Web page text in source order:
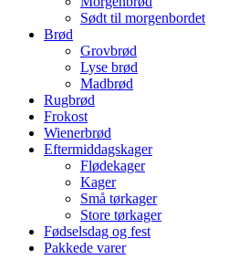
Sødt til morgenbordet
Brød
Grovbrød
Lyse brød
Madbrød
Rugbrød
Frokost
Wienerbrød
Eftermiddagskager
Flødekager
Kager
Små tørkager
Store tørkager
Fødselsdag og fest
Pakkede varer